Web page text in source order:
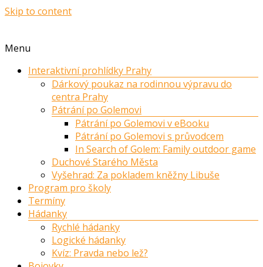
Skip to content
Menu
Interaktivní prohlídky Prahy
Dárkový poukaz na rodinnou výpravu do
centra Prahy
Pátrání po Golemovi
Pátrání po Golemovi v eBooku
Pátrání po Golemovi s průvodcem
In Search of Golem: Family outdoor game
Duchové Starého Města
Vyšehrad: Za pokladem kněžny Libuše
Program pro školy
Termíny
Hádanky
Rychlé hádanky
Logické hádanky
Kvíz: Pravda nebo lež?